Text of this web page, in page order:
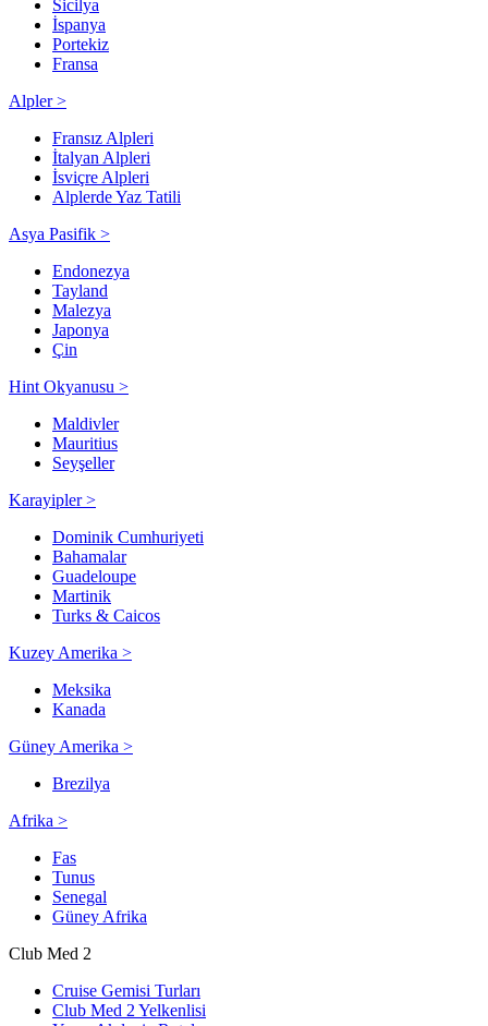
Sicilya
İspanya
Portekiz
Fransa
Alpler >
Fransız Alpleri
İtalyan Alpleri
İsviçre Alpleri
Alplerde Yaz Tatili
Asya Pasifik >
Endonezya
Tayland
Malezya
Japonya
Çin
Hint Okyanusu >
Maldivler
Mauritius
Seyşeller
Karayipler >
Dominik Cumhuriyeti
Bahamalar
Guadeloupe
Martinik
Turks & Caicos
Kuzey Amerika >
Meksika
Kanada
Güney Amerika >
Brezilya
Afrika >
Fas
Tunus
Senegal
Güney Afrika
Club Med 2
Cruise Gemisi Turları
Club Med 2 Yelkenlisi